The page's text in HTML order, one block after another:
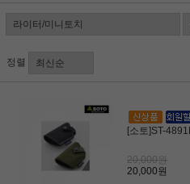
정렬
20,000원
20,000원